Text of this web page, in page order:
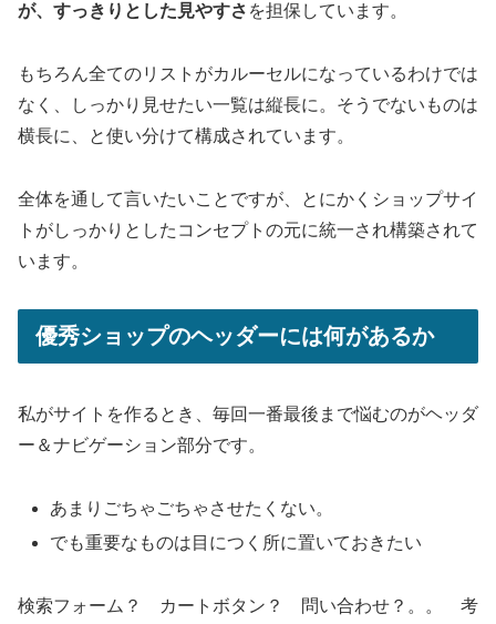
が、すっきりとした見やすさ を担保しています。
もちろん全てのリストがカルーセルになっているわけでは
なく、しっかり見せたい一覧は縦長に。そうでないものは
横長に、と使い分けて構成されています。
全体を通して言いたいことですが、とにかくショップサイ
トがしっかりとしたコンセプトの元に統一され構築されて
います。
優秀ショップのヘッダーには何があるか
私がサイトを作るとき、毎回一番最後まで悩むのがヘッダ
ー＆ナビゲーション部分です。
あまりごちゃごちゃさせたくない。
でも重要なものは目につく所に置いておきたい
検索フォーム？ カートボタン？ 問い合わせ？。。 考